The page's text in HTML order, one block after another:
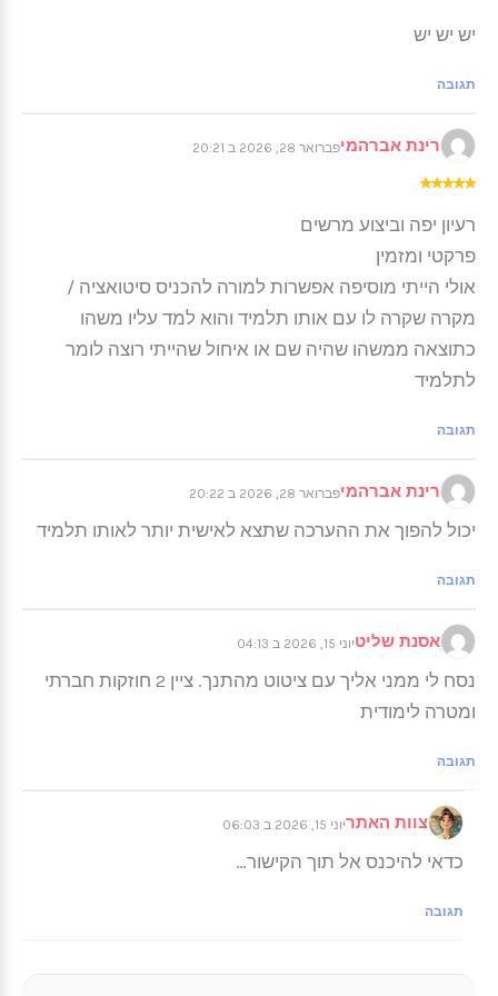
יש יש יש
תגובה
רינת אברהמיפברואר 28, 2026 ב 20:21
★
★
★
★
★
רעיון יפה וביצוע מרשים
פרקטי ומזמין
אולי הייתי מוסיפה אפשרות למורה להכניס סיטואציה /
מקרה שקרה לו עם אותו תלמיד והוא למד עליו משהו
כתוצאה ממשהו שהיה שם או איחול שהייתי רוצה לומר
לתלמיד
תגובה
רינת אברהמיפברואר 28, 2026 ב 20:22
יכול להפוך את ההערכה שתצא לאישית יותר לאותו תלמיד
תגובה
אסנת שליטיוני 15, 2026 ב 04:13
נסח לי ממני אליך עם ציטוט מהתנך. ציין 2 חוזקות חברתי
ומטרה לימודית
תגובה
צוות האתריוני 15, 2026 ב 06:03
כדאי להיכנס אל תוך הקישור…
תגובה